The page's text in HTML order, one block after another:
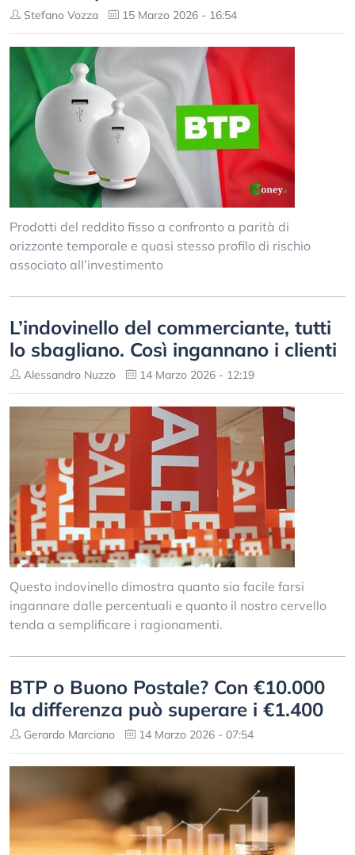
Stefano Vozza 15 Marzo 2026 - 16:54
Prodotti del reddito fisso a confronto a parità di
orizzonte temporale e quasi stesso profilo di rischio
associato all’investimento
L’indovinello del commerciante, tutti
lo sbagliano. Così ingannano i clienti
Alessandro Nuzzo 14 Marzo 2026 - 12:19
Questo indovinello dimostra quanto sia facile farsi
ingannare dalle percentuali e quanto il nostro cervello
tenda a semplificare i ragionamenti.
BTP o Buono Postale? Con €10.000
la differenza può superare i €1.400
Gerardo Marciano 14 Marzo 2026 - 07:54